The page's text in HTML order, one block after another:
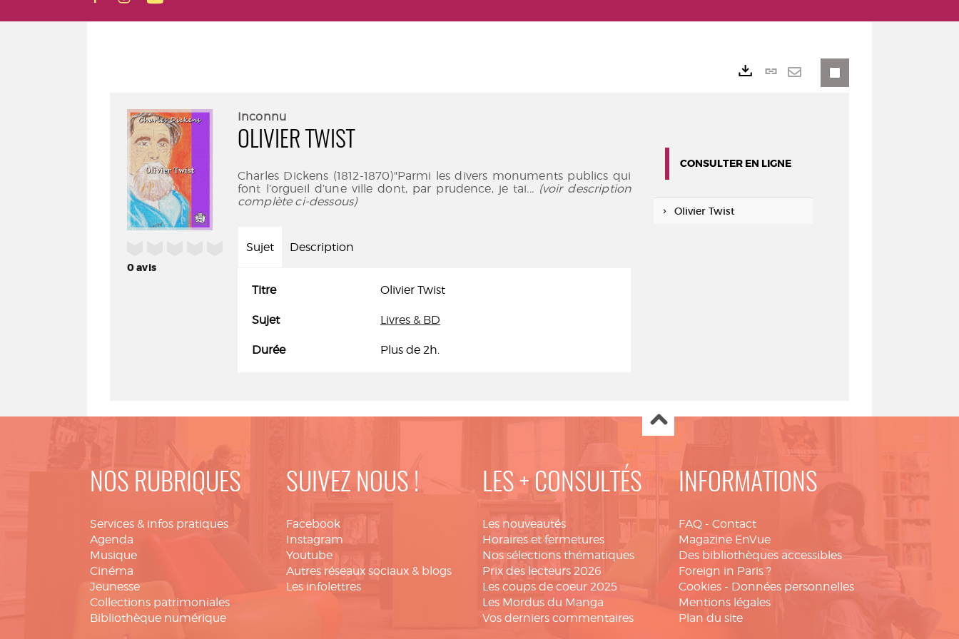
0avis
Inconnu
OLIVIER TWIST
Charles Dickens (1812-1870)"Parmi les divers monuments publics qui
font l’orgueil d’une ville dont, par prudence, je tai... (voir description
complète ci-dessous)
Sujet Description
Titre Olivier Twist
Sujet Livres & BD
Durée Plus de 2h.
Lien
CONSULTER EN LIGNE
Olivier Twist
NOS RUBRIQUES
Services & infos pratiques
Agenda
Musique
Cinéma
Jeunesse
Collections patrimoniales
Bibliothèque numérique
SUIVEZ NOUS !
Facebook
Instagram
Youtube
Autres réseaux sociaux & blogs
Les infolettres
LES + CONSULTÉS
Les nouveautés
Horaires et fermetures
Nos sélections thématiques
Prix des lecteurs 2026
Les coups de coeur 2025
Les Mordus du Manga
Vos derniers commentaires
INFORMATIONS
FAQ - Contact
Magazine EnVue
Des bibliothèques accessibles
Foreign in Paris ?
Cookies - Données personnelles
Mentions légales
Plan du site